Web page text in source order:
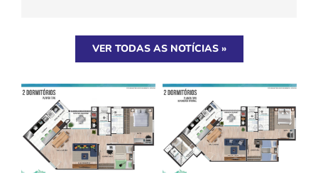
VER TODAS AS NOTÍCIAS »